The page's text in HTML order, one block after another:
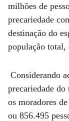
milhões de
precariedade
destinação do
população total,
Considerando
precariedade
os moradores
ou 856.495